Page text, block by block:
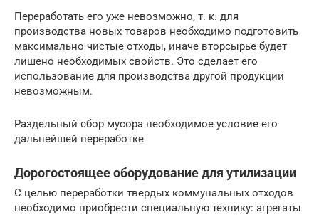
Переработать его уже невозможно, т. к. для
производства новых товаров необходимо подготовить
максимально чистые отходы, иначе вторсырье будет
лишено необходимых свойств. Это сделает его
использование для производства другой продукции
невозможным.
Раздельный сбор мусора необходимое условие его
дальнейшей переработке
Дорогостоящее оборудование для утилизации
С целью переработки твердых коммунальных отходов
необходимо приобрести специальную технику: агрегаты